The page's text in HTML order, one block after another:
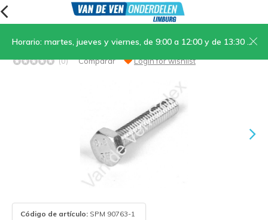
Horario: martes, jueves y viernes, de 9:00 a 12:00 y de 13:30 a 17:00; sábados, de 9:00 a 12:00
10. Perno prisionero hexagonal M4x20
(0) Comparar Login for wishlist
Código de artículo: SPM 90763-1